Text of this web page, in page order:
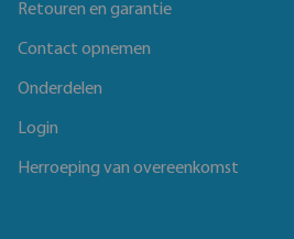
Retouren en garantie
Contact opnemen
Onderdelen
Login
Herroeping van overeenkomst